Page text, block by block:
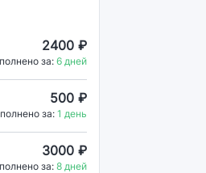
2400 ₽
за: 6 дней
500 ₽
за: 1 день
3000 ₽
за: 8 дней